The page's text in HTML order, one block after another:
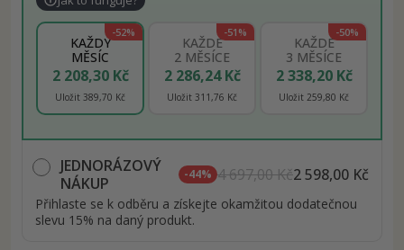
-52%
KAŽDÝ
MĚSÍC
2 208,30 Kč
Uložit 389,70 Kč
-51%
KAŽDÉ
2 MĚSÍCE
2 286,24 Kč
Uložit 311,76 Kč
-50%
KAŽDÉ
3 MĚSÍCE
2 338,20 Kč
Uložit 259,80 Kč
JEDNORÁZOVÝ
NÁKUP
-44% 4 697,00 Kč2 598,00 Kč
Přihlaste se k odběru a získejte okamžitou dodatečnou
slevu 15% na daný produkt.